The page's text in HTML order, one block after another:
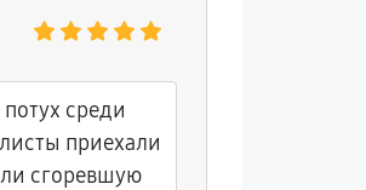
среди
приехали
сгоревшую